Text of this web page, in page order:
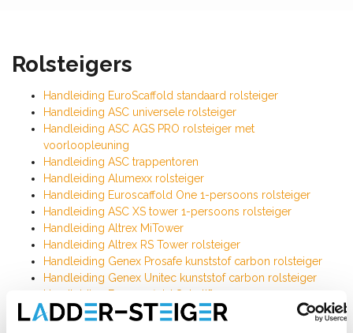
Rolsteigers
Handleiding EuroScaffold standaard rolsteiger
Handleiding ASC universele rolsteiger
Handleiding ASC AGS PRO rolsteiger met
voorloopleuning
Handleiding ASC trappentoren
Handleiding Alumexx rolsteiger
Handleiding Euroscaffold One 1-persoons rolsteiger
Handleiding ASC XS tower 1-persoons rolsteiger
Handleiding Altrex MiTower
Handleiding Altrex RS Tower rolsteiger
Handleiding Genex Prosafe kunststof carbon rolsteiger
Handleiding Genex Unitec kunststof carbon rolsteiger
Handleiding Euroscaffold Solarlift